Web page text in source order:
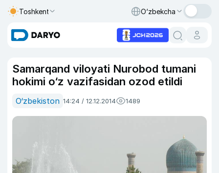
Toshkent O‘zbekcha
Samarqand viloyati Nurobod tumani
hokimi o‘z vazifasidan ozod etildi
O‘zbekiston 14:24 / 12.12.2014 1489